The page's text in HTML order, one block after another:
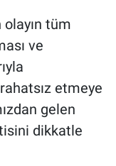
tüm
ve
etmeye
gelen
dikkatle